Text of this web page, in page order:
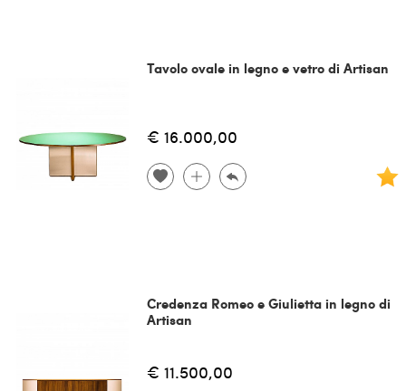
Tavolo ovale in legno e vetro di Artisan
€ 16.000,00
Credenza Romeo e Giulietta in legno di
Artisan
€ 11.500,00